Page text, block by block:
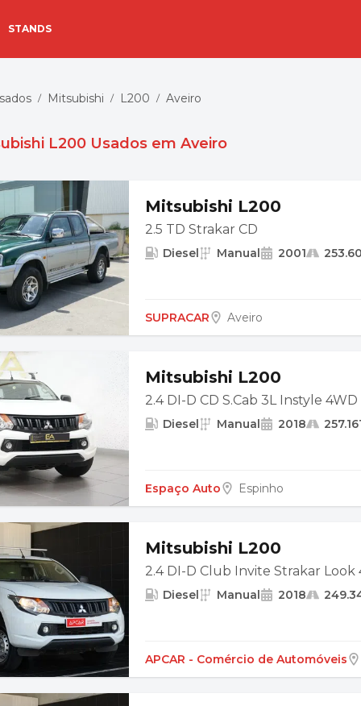
STANDS
/ Mitsubishi / L200 / Aveiro
L200 Usados em Aveiro
Mitsubishi L200
2.5 TD Strakar CD
Diesel Manual 2001
SUPRACAR Aveiro
Mitsubishi L200
2.4 DI-D CD S.Cab 3L Instyle 4WD
Diesel Manual 2018
Espaço Auto Espinho
Mitsubishi L200
2.4 DI-D Club Invite Strakar Look
Diesel Manual 2018
APCAR - Comércio de Automóveis